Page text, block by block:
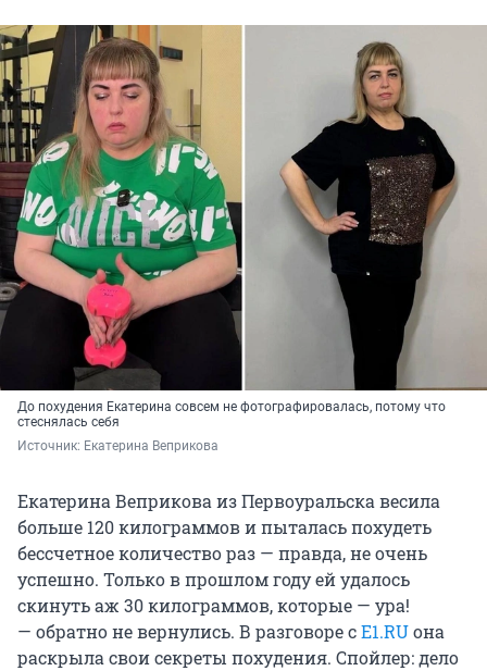
До похудения Екатерина совсем не фотографировалась, потому что
стеснялась себя
Источник: Екатерина Веприкова
Екатерина Веприкова из Первоуральска весила
больше 120 килограммов и пыталась похудеть
бессчетное количество раз — правда, не очень
успешно. Только в прошлом году ей удалось
скинуть аж 30 килограммов, которые — ура!
— обратно не вернулись. В разговоре сE1.RUона
раскрыла свои секреты похудения. Спойлер: дело